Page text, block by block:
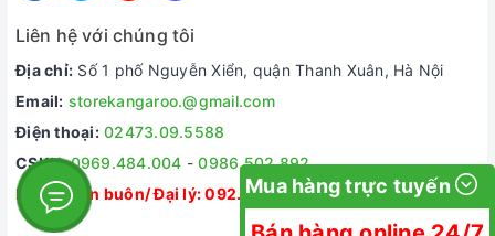
Liên hệ với chúng tôi
Địa chỉ: Số 1 phố Nguyễn Xiển, quận Thanh Xuân, Hà Nội
Email: storekangaroo.@gmail.com
Điện thoại: 02473.09.5588
CSKH: 0969.484.004 -0986.502.892
Dự án/ Bán buôn/ Đại lý:092.335.5588
Mua hàng trực tuyến